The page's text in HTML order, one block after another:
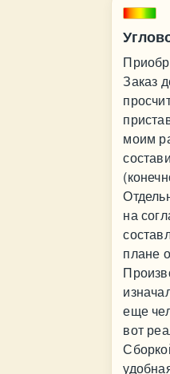
Заказ
моим
на
плане
еще
вот